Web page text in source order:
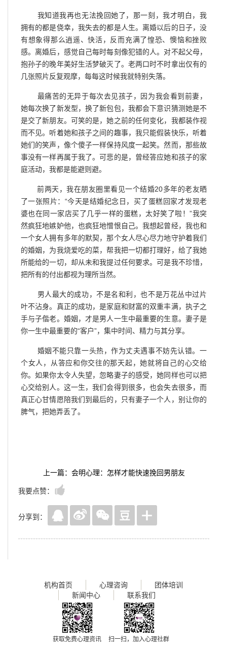
我知道我再也无法挽回她了，那一刻，我才明白，我
拥有的都是侥幸，我失去的都是人生。离婚以后的日子，没
有想象得那么逍遥、快活，反而充满了惶恐、懊恼和挫败
感。离婚后，感觉自己每时每刻像犯错的人。对不起父母，
抱孙子的晚年美好生活梦破灭了。老两口时不时拿出仅有的
几张照片反复观摩，每每这时候我就特别失落。
最痛苦的无异于每次去见孩子，因为我会看到前妻，
她每次换了新发型，换了新包包，我都会下意识猜测她是不
是交了新朋友。可笑的是，她之前的任何变化，我都装作视
而不见。听着她和孩子之间的趣事，我只能假装快乐，听着
她们的笑声，像个傻子一样保持风度一起笑。然而，那些故
事没有一样再属于我了。可悲的是，曾经答应她和孩子的家
庭活动，我都是能避则避。
前两天，我在朋友圈里看见一个结婚20多年的老友晒
了一张照片：“今天是结婚纪念日，买了蛋糕回家才发现老
婆也在同一家店买了几乎一样的蛋糕，太好笑了啦！”我突
然疯狂地嫉妒他，也疯狂地憎恨自己。我想起曾经，我也和
一个女人拥有多年的默契，那个女人尽心尽力地守护着我们
的婚姻，为我烧爱吃的菜，帮我把一切都打理好，给了我她
所能给的一切，却从未和我提过任何要求。可是我不珍惜，
把所有的付出都视为理所当然。
男人最大的成功，不是名和利，也不是万花丛中过片
叶不沾身。真正的成功，是家庭和财富的双重丰满，执子之
手与子偕老。婚姻，才是男人一生中最重要的生意。妻子是
你一生中最重要的“客户”，集中时间、精力与其分享。
婚姻不能只靠一头热，作为丈夫遇事不妨先认错。一
个女人，从答应和你交往的那天起，她就将自己的心交给
你。如果你太令人失望，忽略妻子的感受，她同样也可以把
心交给别人。这一生，我们会得到很多，也会失去很多，而
真正心甘情愿陪我们到最后的，只有妻子一个人，别让你的
脾气，把她弄丢了。
上一篇：会明心理：怎样才能快速挽回男朋友
我要点赞：
分享到：
机构首页 心理咨询
团体培训
新闻中心
联系我们
获取免费心理资讯 扫一扫，加入心理社群